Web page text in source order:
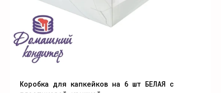
Коробка для капкейков на 6 шт БЕЛАЯ с